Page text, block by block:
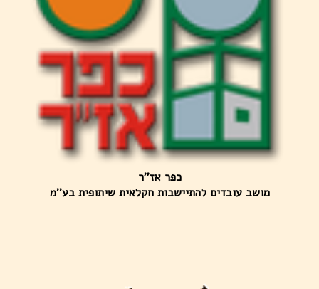
כפר אז''ר
מושב עובדים להתיישבות חקלאית שיתופית בע''מ